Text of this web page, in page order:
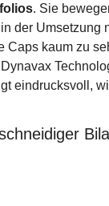
. Sie
der Umsetzung
Caps kaum zu
eindrucksvoll,